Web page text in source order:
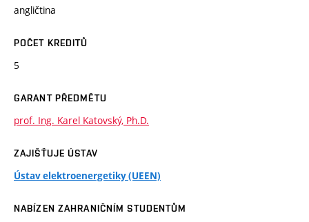
angličtina
POČET KREDITŮ
5
GARANT PŘEDMĚTU
prof. Ing. Karel Katovský, Ph.D.
ZAJIŠŤUJE ÚSTAV
Ústav elektroenergetiky (UEEN)
NABÍZEN ZAHRANIČNÍM STUDENTŮM